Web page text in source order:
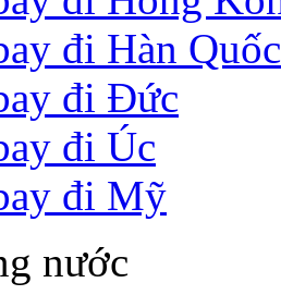
đi Hàn Quốc
đi Đức
đi Úc
đi Mỹ
nước